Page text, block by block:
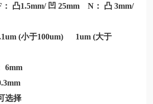
凸1.5mm/ 凹 25mm N： 凸 3mm/
(小于100um) 1um (大于
6mm
选择